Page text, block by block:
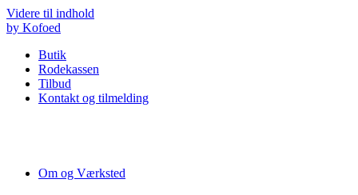
Videre til indhold
by Kofoed
Butik
Rodekassen
Tilbud
Kontakt og tilmelding
Om og Værksted